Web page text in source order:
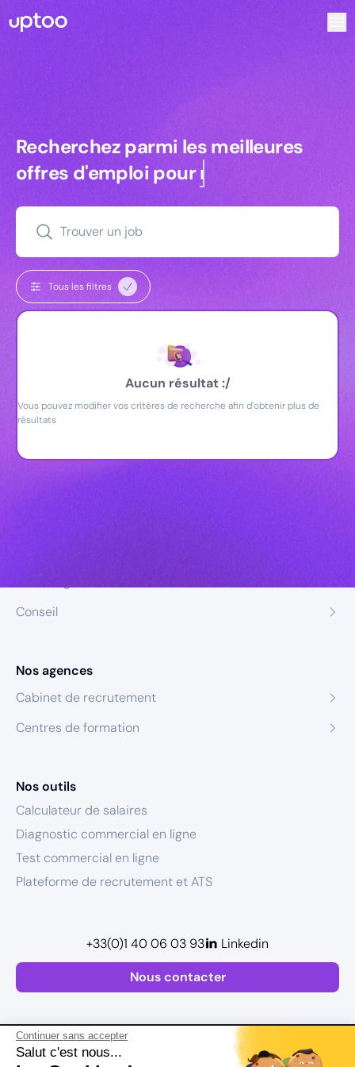
Continuer sans accepter
Salut c'est nous...
Recherchez parmi les meilleures
Recherchez parmi les meilleures
offres d'emploi pourcommerciaux
Trouver un job
Tous les filtres
Aucun résultat :/
Vous pouvez modifier vos critères de recherche afin d'obtenir plus de
résultats
Conseil
Nos agences
Cabinet de recrutement
Centres de formation
Nos outils
Calculateur de salaires
Diagnostic commercial en ligne
Test commercial en ligne
Plateforme de recrutement et ATS
Nous contacter
+33(0)1 40 06 03 93 Linkedin